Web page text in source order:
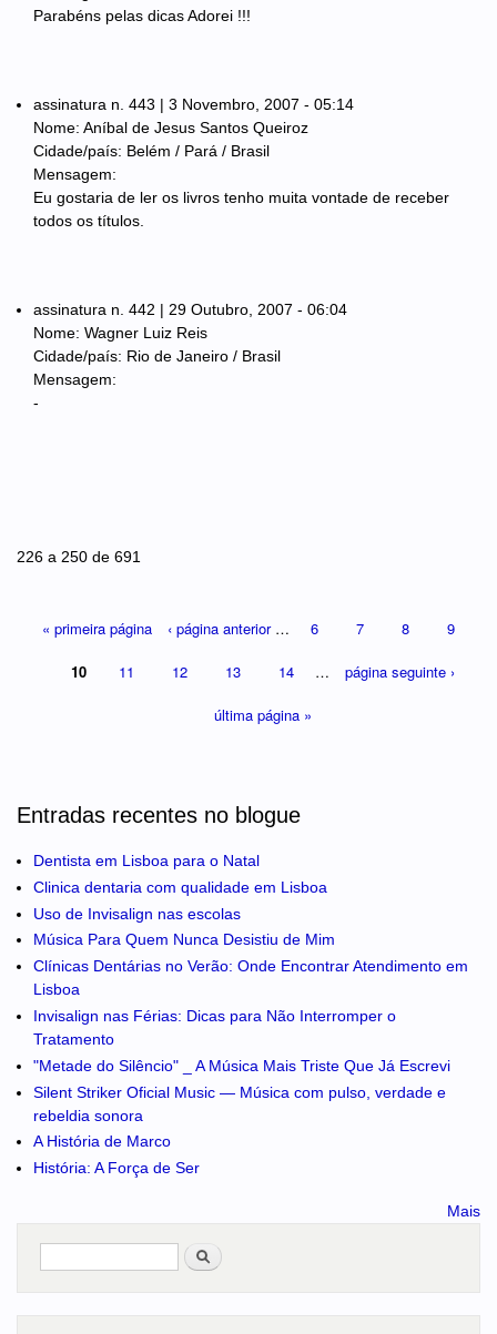
Parabéns pelas dicas Adorei !!!
assinatura n. 443 | 3 Novembro, 2007 - 05:14
Nome: Aníbal de Jesus Santos Queiroz
Cidade/país: Belém / Pará / Brasil
Mensagem:
Eu gostaria de ler os livros tenho muita vontade de receber
todos os títulos.
assinatura n. 442 | 29 Outubro, 2007 - 06:04
Nome: Wagner Luiz Reis
Cidade/país: Rio de Janeiro / Brasil
Mensagem:
-
226 a 250 de 691
« primeira página ‹ página anterior … 6 7 8 9
10 11 12 13 14 … página seguinte ›
última página »
Entradas recentes no blogue
Dentista em Lisboa para o Natal
Clinica dentaria com qualidade em Lisboa
Uso de Invisalign nas escolas
Música Para Quem Nunca Desistiu de Mim
Clínicas Dentárias no Verão: Onde Encontrar Atendimento em
Lisboa
Invisalign nas Férias: Dicas para Não Interromper o
Tratamento
"Metade do Silêncio" _ A Música Mais Triste Que Já Escrevi
Silent Striker Oficial Music — Música com pulso, verdade e
rebeldia sonora
A História de Marco
História: A Força de Ser
Mais